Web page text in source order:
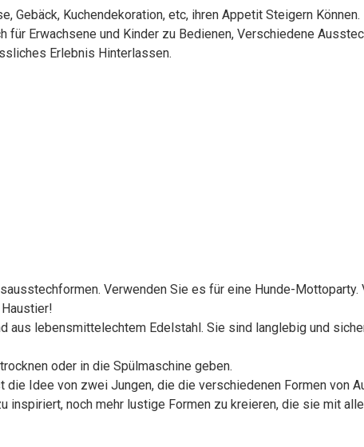
Gebäck, Kuchendekoration, etc, ihren Appetit Steigern Können.
für Erwachsene und Kinder zu Bedienen, Verschiedene
Erlebnis Hinterlassen.
Verwenden Sie es für eine Hunde-Mottoparty.
lebensmittelechtem Edelstahl. Sie sind langlebig und
oder in die Spülmaschine geben.
Idee von zwei Jungen, die die verschiedenen Formen von
inspiriert, noch mehr lustige Formen zu kreieren, die sie mit